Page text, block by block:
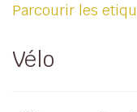
Parcourir les
Vélo